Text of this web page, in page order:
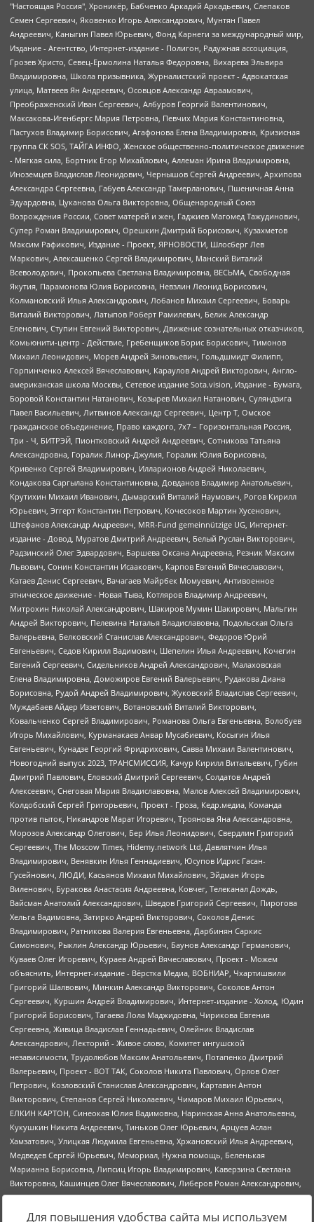
Для повышения удобства сайта мы используем